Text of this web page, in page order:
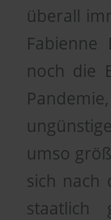
überall
Fabienne
noch die
umso
sich nach
staatlich